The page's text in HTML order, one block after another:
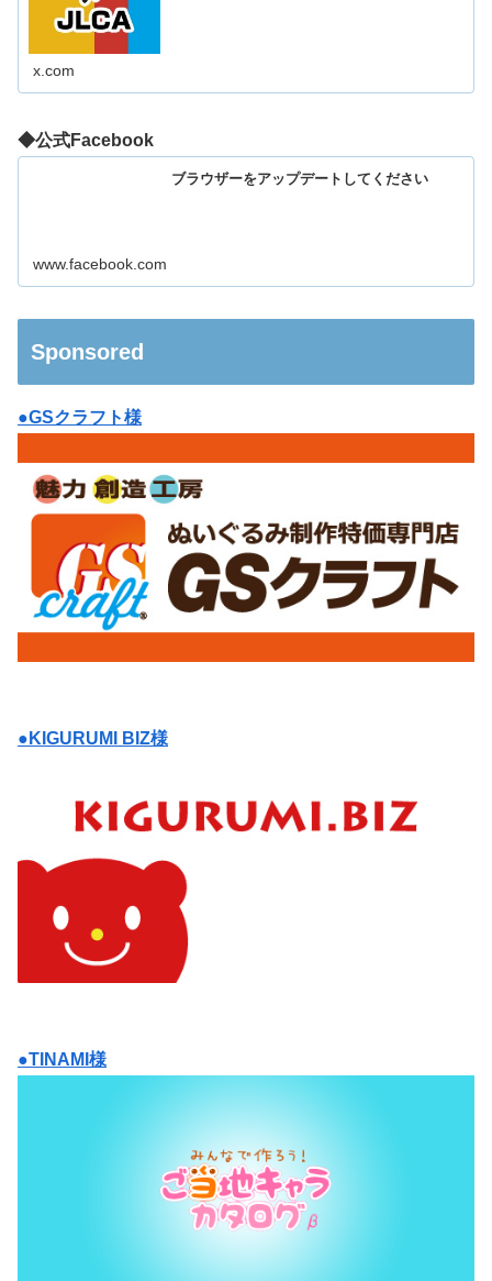
x.com
◆公式Facebook
ブラウザーをアップデートしてください
www.facebook.com
Sponsored
●GSクラフト様
●KIGURUMI BIZ様
●TINAMI様